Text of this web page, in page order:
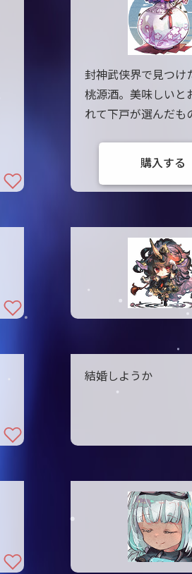
封神武侠界で見つけ
桃源酒。美味しいと
れて下戸が選んだも
購入する
結婚しようか